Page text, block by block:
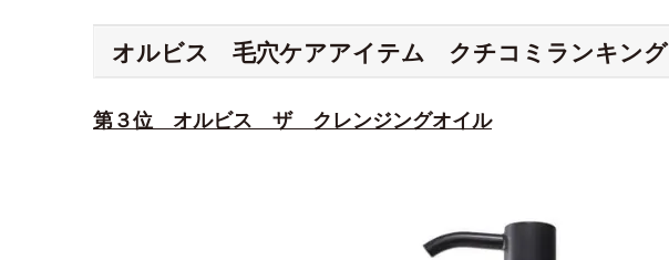
オルビス 毛穴ケアアイテム クチコミランキング
第３位 オルビス ザ クレンジングオイル